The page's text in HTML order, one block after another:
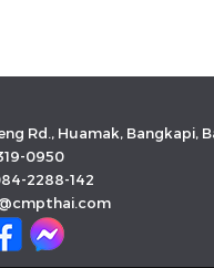
Rd., Huamak, Bangkapi,
0950
2288-142